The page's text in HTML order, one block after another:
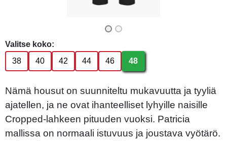
Valitse koko:
38
40 42 44 46 48
Nämä housut on suunniteltu mukavuutta ja tyyliä
ajatellen, ja ne ovat ihanteelliset lyhyille naisille
Cropped-lahkeen pituuden vuoksi. Patricia
mallissa on normaali istuvuus ja joustava vyötärö.